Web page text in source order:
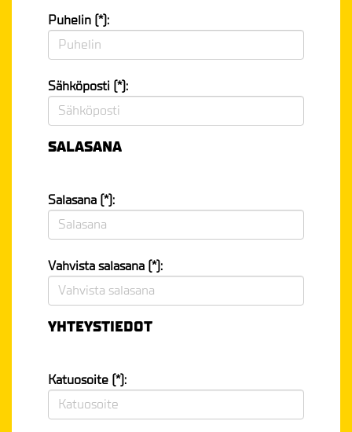
Puhelin (*):
Sähköposti (*):
SALASANA
Salasana (*):
Vahvista salasana (*):
YHTEYSTIEDOT
Katuosoite (*):